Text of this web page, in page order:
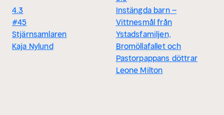
4.3
#45
Stjärnsamlaren
Kaja Nylund
Instängda barn –
Vittnesmål från
Ystadsfamiljen,
Bromöllafallet och
Pastorpappans döttrar
Leone Milton